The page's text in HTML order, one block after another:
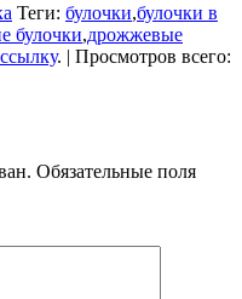
Теги: булочки,булочки в
булочки,дрожжевые
ссылку. | Просмотров всего:
Обязательные поля